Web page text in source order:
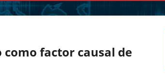
como factor causal de